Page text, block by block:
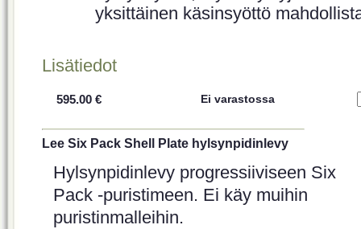
yksittäinen käsinsyöttö
Lisätiedot
595.00 € Ei varastossa
Lee Six Pack Shell Plate hylsynpidinlevy
Hylsynpidinlevy progressiiviseen Six
Pack -puristimeen. Ei käy muihin
puristinmalleihin.